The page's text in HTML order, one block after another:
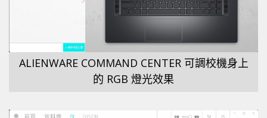
ALIENWARE COMMAND CENTER 可調校機身上
的 RGB 燈光效果